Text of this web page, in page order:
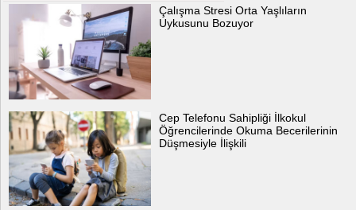
Çalışma Stresi Orta Yaşlıların
Uykusunu Bozuyor
Cep Telefonu Sahipliği İlkokul
Öğrencilerinde Okuma Becerilerinin
Düşmesiyle İlişkili